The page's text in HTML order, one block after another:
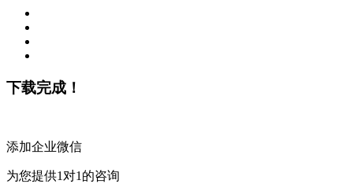
下载完成！
添加企业微信
为您提供1对1的咨询